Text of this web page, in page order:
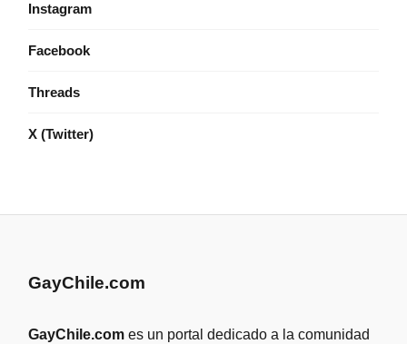
Instagram
Facebook
Threads
X (Twitter)
GayChile.com
GayChile.com es un portal dedicado a la comunidad